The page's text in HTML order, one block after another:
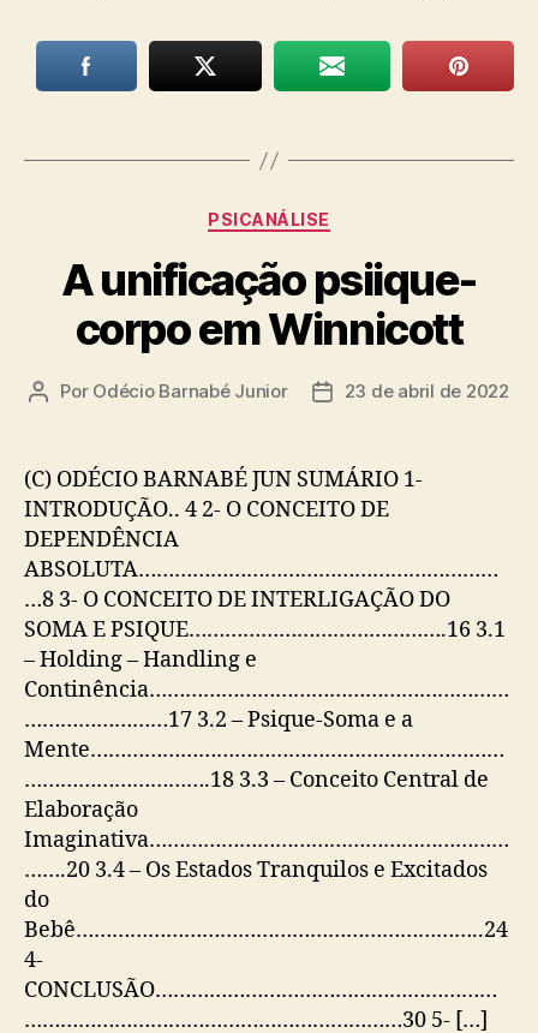
Categorias
PSICANÁLISE
A unificação psiique-
corpo em Winnicott
Autor
Por Odécio Barnabé Junior
Data23 de abril de 2022
(C) ODÉCIO BARNABÉ JUN SUMÁRIO 1-
INTRODUÇÃO.. 4 2- O CONCEITO DE
DEPENDÊNCIA
ABSOLUTA……………………………………………………
…8 3- O CONCEITO DE INTERLIGAÇÃO DO
SOMA E PSIQUE…………………………………….16 3.1
– Holding – Handling e
Continência……………………………………………………
……………………17 3.2 – Psique-Soma e a
Mente……………………………………………………………
………………………….18 3.3 – Conceito Central de
Elaboração
Imaginativa……………………………………………………
…….20 3.4 – Os Estados Tranquilos e Excitados
do
Bebê…………………………………………………………..24
4-
CONCLUSÃO…………………………………………………
………………………………………………………30 5- […]